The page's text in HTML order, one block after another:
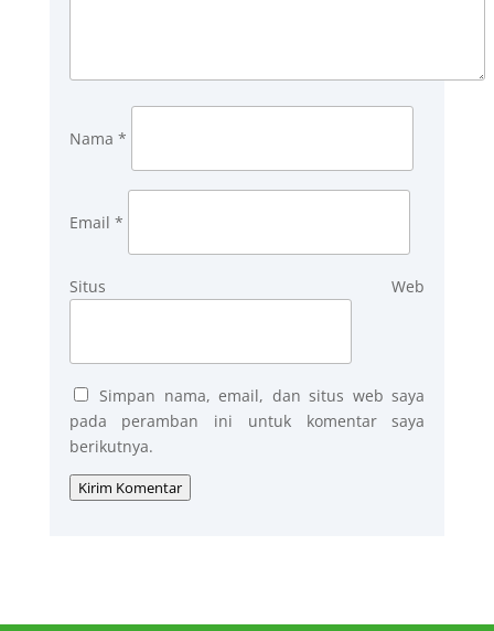
Nama *
Email *
Situs Web
Simpan nama, email, dan situs web saya
pada peramban ini untuk komentar saya
berikutnya.
Kirim Komentar